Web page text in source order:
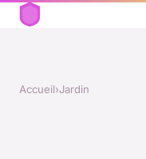
Accueil›Jardin